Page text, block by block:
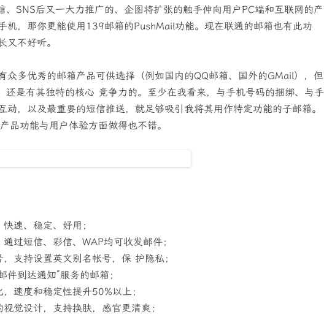
、SNS后又一大力推广的、企图将扩张的触手伸向用户PC端和互联网的产
机，那你更能使用139邮箱的PushMail功能。现在联通的邮箱也有此功
又不好听。
众多优秀的邮箱产品可供选择（例如国内的QQ邮箱、国外的GMail），但
还是有其独特的核心 竞争力的。至少在我看来，与手机号码的捆绑、与手
动，以及最重要的短信推送，就足够吸引我将其用作特定功能的子邮箱。
品功能与用户体验方面做得也不错。
速、稳定、好用；
过短信、彩信、WAP均可收发邮件；
支持设置英文别名帐号，保 护隐私；
件到达通知”服务的邮箱；
速度和稳定性提升50%以上；
觉设计，支持换肤，感官更清爽；